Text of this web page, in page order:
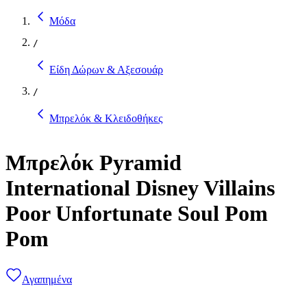
Μόδα
/
Είδη Δώρων & Αξεσουάρ
/
Μπρελόκ & Κλειδοθήκες
Μπρελόκ Pyramid
International Disney Villains
Poor Unfortunate Soul Pom
Pom
Αγαπημένα